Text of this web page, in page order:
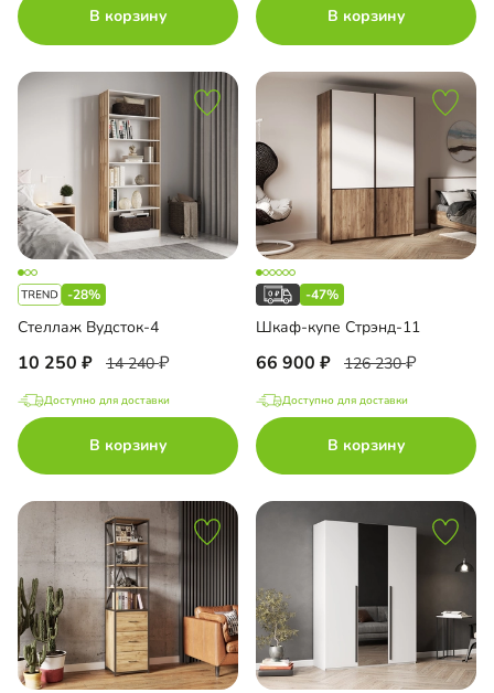
В корзину В корзину
-28%
Стеллаж Вудсток-4
10 250 14 240
Доступно для доставки
В корзину
-47%
Шкаф-купе Стрэнд-11
66 900 126 230
Доступно для доставки
В корзину